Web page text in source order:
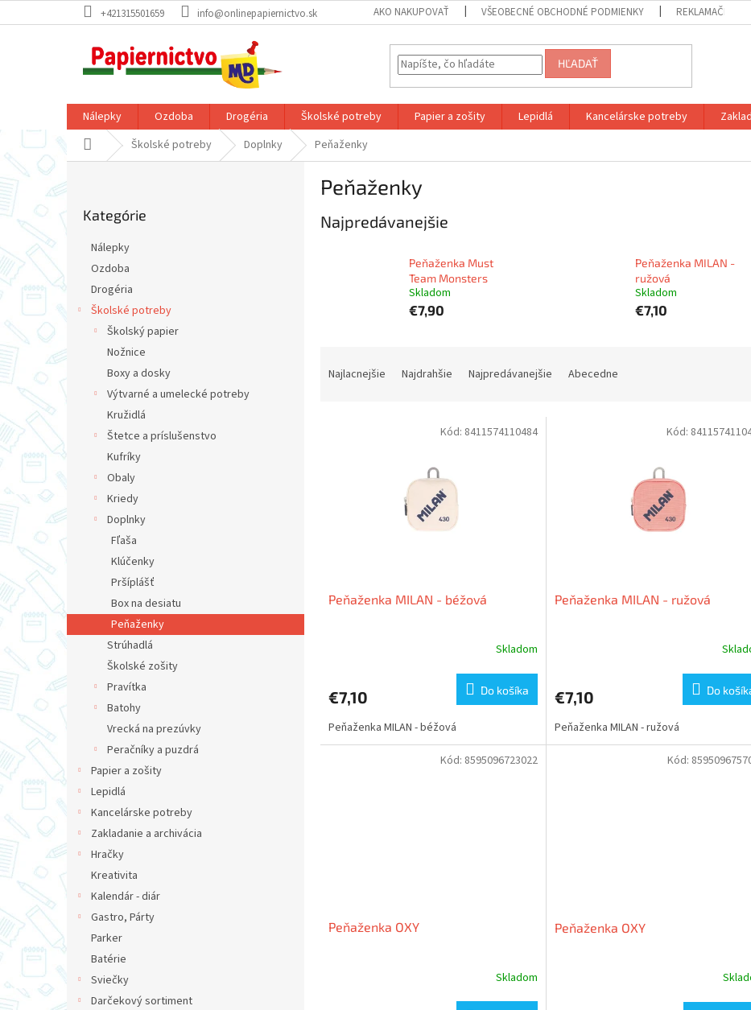
na
+421315501659 info@onlinepapiernictvo.sk AKO NAKUPOVAŤ VŠEOBECNÉ OBCHODNÉ PODMIENKY REKLAMAČNÝ
HĽADAŤ
Nálepky Ozdoba Drogéria Školské potreby Papier a zošity Lepidlá Kancelárske potreby
DomovŠkolské potreby Doplnky Peňaženky
o
kategórie
Kategórie
Nálepky
Ozdoba
Drogéria
Školské potreby
Školský papier
Nožnice
Boxy a dosky
Výtvarné a umelecké potreby
Kružidlá
Štetce a príslušenstvo
Kufríky
Obaly
Kriedy
Doplnky
Fľaša
Klúčenky
Pršíplášť
Box na desiatu
Peňaženky
Strúhadlá
Školské zošity
Pravítka
Batohy
Vrecká na prezúvky
Peračníky a puzdrá
Papier a zošity
Lepidlá
Kancelárske potreby
Zakladanie a archivácia
Hračky
Kreativita
Kalendár - diár
Gastro, Párty
Parker
Batérie
Sviečky
Darčekový sortiment
Peňaženky
Najpredávanejšie
Peňaženka Must
Team Monsters
Skladom
€7,90
Peňaženka MILAN -
ružová
Skladom
€7,10
Najlacnejšie Najdrahšie Najpredávanejšie Abecedne
Peňaženka MILAN - béžová
Skladom
€7,10 Do košíka
Peňaženka MILAN - béžová
Kód: 8411574110484
Peňaženka MILAN - ružová
€7,10 Do
Peňaženka MILAN - ružová
Kód:
Peňaženka OXY
Skladom
Kód: 8595096723022
Peňaženka OXY
Kód: